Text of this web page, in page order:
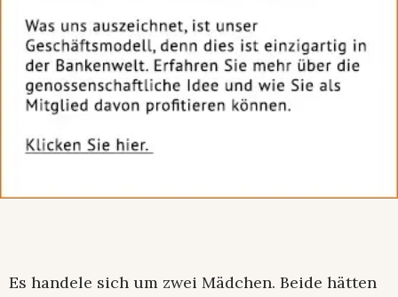
Es handele sich um zwei Mädchen. Beide hätten